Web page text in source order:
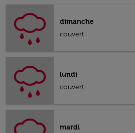
dimanche
couvert
lundi
couvert
mardi